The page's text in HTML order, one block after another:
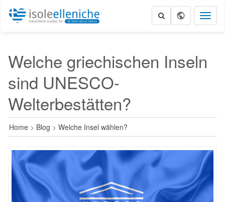
Welche griechischen Inseln
sind UNESCO-
Welterbestätten?
Home > Blog > Welche Insel wählen?